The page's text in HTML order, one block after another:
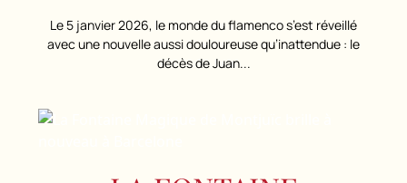
Le 5 janvier 2026, le monde du flamenco s’est réveillé
avec une nouvelle aussi douloureuse qu’inattendue : le
décès de Juan...